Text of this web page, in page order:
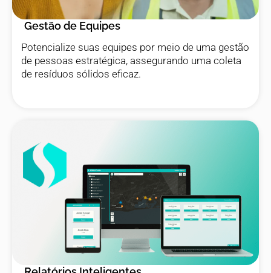
Gestão de Equipes
Potencialize suas equipes por meio de uma gestão
de pessoas estratégica, assegurando uma coleta
de resíduos sólidos eficaz.